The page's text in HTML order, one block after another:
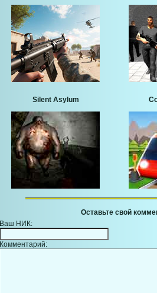
Silent Asylum
Оставьте свой
Ваш НИК:
Комментарий: